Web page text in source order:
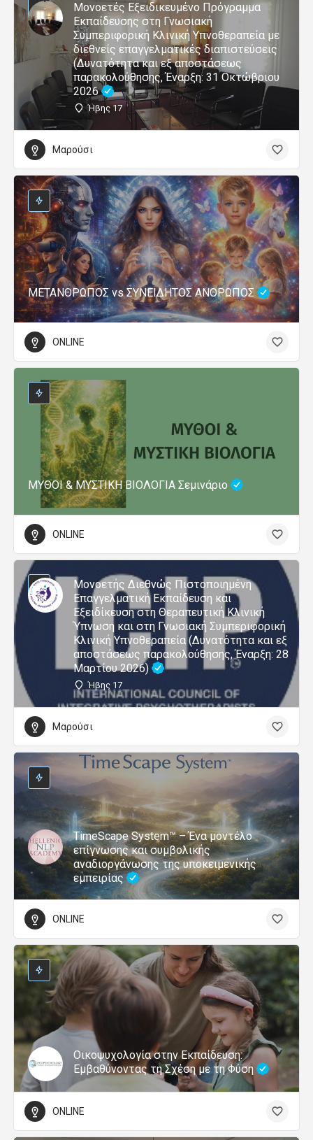
Μονοετές Εξειδικευμένο Πρόγραμμα
Εκπαίδευσης στη Γνωσιακή
Συμπεριφορική Κλινική Υπνοθεραπεία με
διεθνείς επαγγελματικές διαπιστεύσεις
(Δυνατότητα και εξ αποστάσεως
παρακολούθησης, Έναρξη: 31 Οκτώβριου
2026
Ήβης 17
Μαρούσι
ΜΕΤΑΝΘΡΩΠΟΣ vs ΣΥΝΕΙΔΗΤΟΣ ΑΝΘΡΩΠΟΣ
ONLINE
ΜΥΘΟΙ & ΜΥΣΤΙΚΗ ΒΙΟΛΟΓΙΑ Σεμινάριο
ONLINE
Μονοετής Διεθνώς Πιστοποιημένη
Επαγγελματική Εκπαίδευση και
Εξειδίκευση στη Θεραπευτική Κλινική
Ύπνωση και στη Γνωσιακή Συμπεριφορική
Κλινική Υπνοθεραπεία (Δυνατότητα και εξ
αποστάσεως παρακολούθησης, Έναρξη: 28
Μαρτίου 2026)
Ήβης 17
Μαρούσι
TimeScape System™ – Ένα μοντέλο
επίγνωσης και συμβολικής
αναδιοργάνωσης της υποκειμενικής
εμπειρίας
ONLINE
Οικοψυχολογία στην Εκπαίδευση:
Εμβαθύνοντας τη Σχέση με τη Φύση
ONLINE